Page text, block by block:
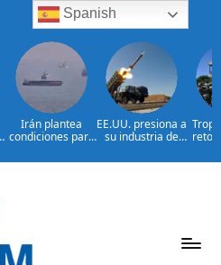
Irán plantea
condiciones para
estrecho de
EE.UU. presiona a
su industria de
armamento
Spanish